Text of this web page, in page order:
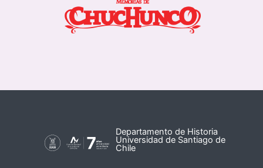
Departamento de Historia
Universidad de Santiago de
Chile